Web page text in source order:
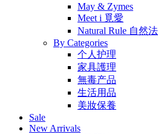
May & Zymes
Meet i 覓愛
Natural Rule 自然
By Categories
个人护理
家具護理
無毒产品
生活用品
美妝保養
Sale
New Arrivals